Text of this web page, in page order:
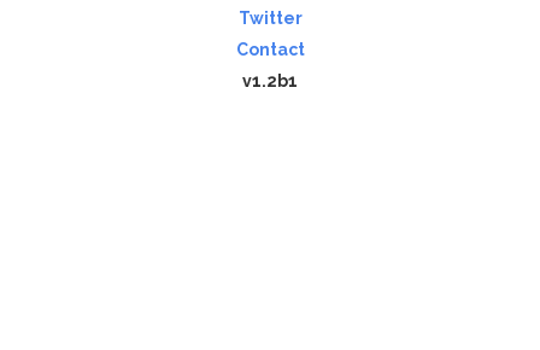
Twitter
Contact
v1.2b1